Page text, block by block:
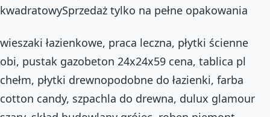
kwadratowySprzedaż tylko na pełne opakowania
wieszaki łazienkowe, praca leczna, płytki ścienne
obi, pustak gazobeton 24x24x59 cena, tablica pl
chełm, płytki drewnopodobne do łazienki, farba
cotton candy, szpachla do drewna, dulux glamour